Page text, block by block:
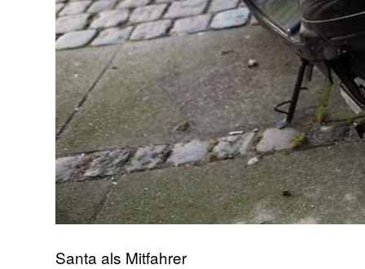
Santa als Mitfahrer